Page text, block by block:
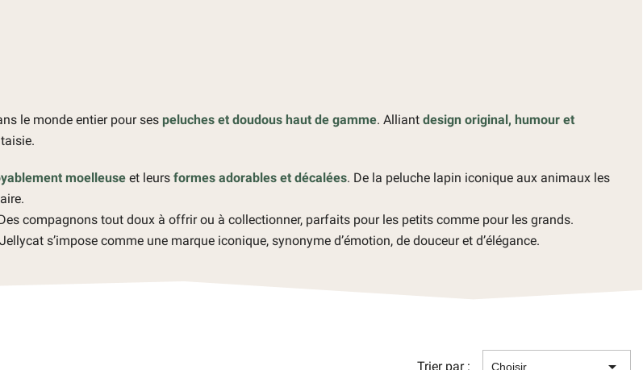
le monde entier pour ses peluches et doudous haut de gamme. Alliant design original, humour et
moelleuse et leurs formes adorables et décalées. De la peluche lapin iconique aux animaux les
compagnons tout doux à offrir ou à collectionner, parfaits pour les petits comme pour les grands.
s’impose comme une marque iconique, synonyme d’émotion, de douceur et d’élégance.
Trier par : Choisir